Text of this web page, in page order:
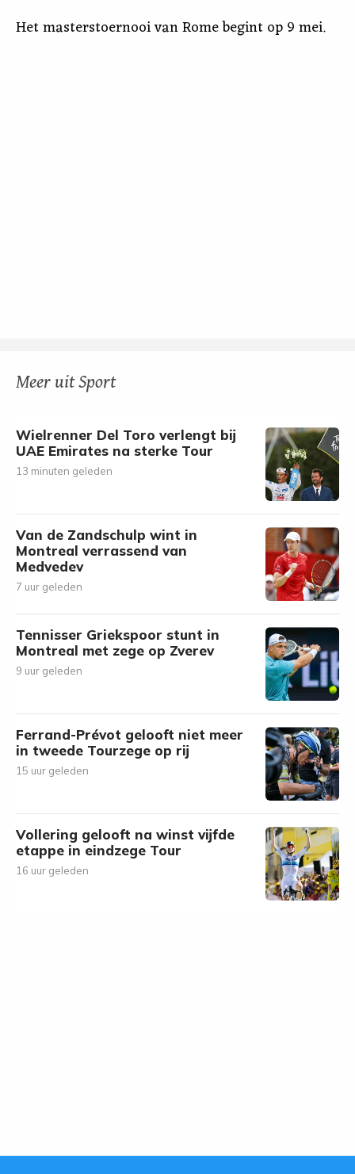
Het masterstoernooi van Rome begint op 9 mei.
Meer uit Sport
Wielrenner Del Toro verlengt bij
UAE Emirates na sterke Tour
13 minuten geleden
Van de Zandschulp wint in
Montreal verrassend van
Medvedev
7 uur geleden
Tennisser Griekspoor stunt in
Montreal met zege op Zverev
9 uur geleden
Ferrand-Prévot gelooft niet meer
in tweede Tourzege op rij
15 uur geleden
Vollering gelooft na winst vijfde
etappe in eindzege Tour
16 uur geleden